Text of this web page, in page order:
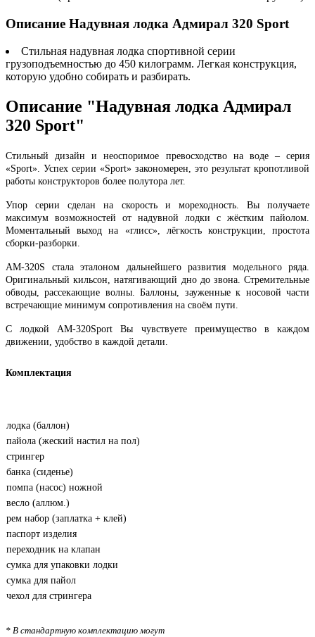
Описание Надувная лодка Адмирал 320 Sport
Стильная надувная лодка спортивной серии
грузоподъемностью до 450 килограмм. Легкая конструкция,
которую удобно собирать и разбирать.
Описание "Надувная лодка Адмирал
320 Sport"
Стильный дизайн и неоспоримое превосходство на воде – серия
«Sport». Успех серии «Sport» закономерен, это результат кропотливой
работы конструкторов более полутора лет.
Упор серии сделан на скорость и мореходность. Вы получаете
максимум возможностей от надувной лодки с жёстким пайолом.
Моментальный выход на «глисс», лёгкость конструкции, простота
сборки-разборки.
АМ-320S стала эталоном дальнейшего развития модельного ряда.
Оригинальный кильсон, натягивающий дно до звона. Стремительные
обводы, рассекающие волны. Баллоны, зауженные к носовой части
встречающие минимум сопротивления на своём пути.
С лодкой АМ-320Sport Вы чувствуете преимущество в каждом
движении, удобство в каждой детали.
Комплектация
лодка (баллон)
пайола (жеский настил на пол)
стрингер
банка (сиденье)
помпа (насос) ножной
весло (аллюм.)
рем набор (заплатка + клей)
паспорт изделия
переходник на клапан
сумка для упаковки лодки
сумка для пайол
чехол для стрингера
* В стандартную комплектацию могут